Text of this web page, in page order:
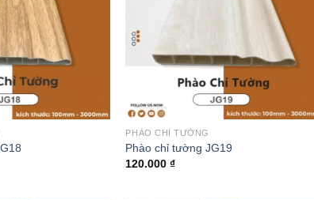
PHÀO CHỈ TƯỜNG
Phào chỉ tường JG19
120.000₫